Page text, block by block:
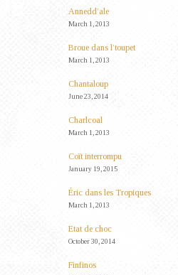
Annedd’ale
March 1, 2013
Broue dans l’toupet
March 1, 2013
Chantaloup
June 23, 2014
Charlcoal
March 1, 2013
Coït interrompu
January 19, 2015
Éric dans les Tropiques
March 1, 2013
Etat de choc
October 30, 2014
Finfinos